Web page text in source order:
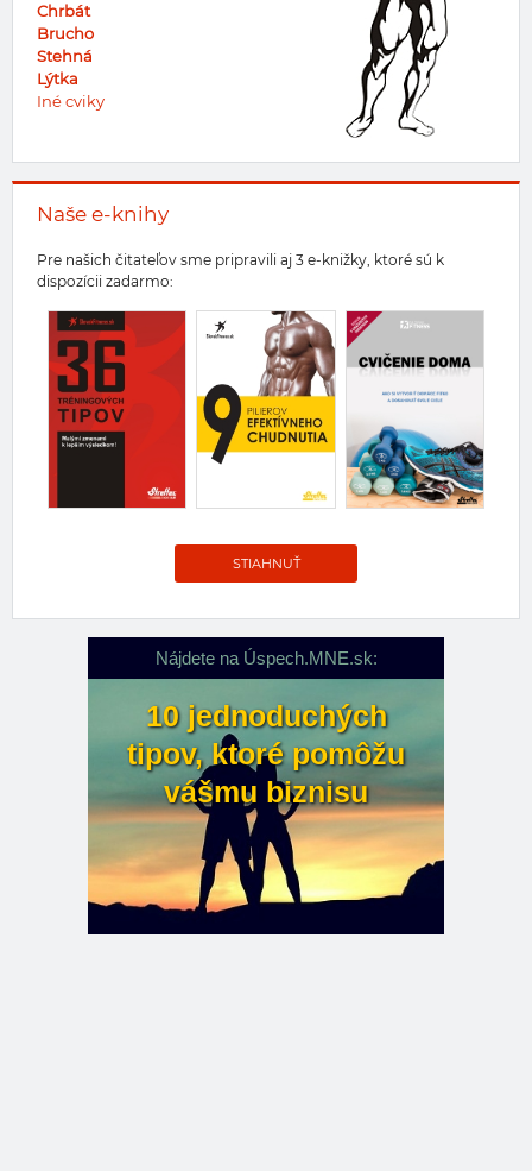
Chrbát
Brucho
Stehná
Lýtka
Iné cviky
Naše e-knihy
Pre našich čitateľov sme pripravili aj 3 e-knižky, ktoré sú k
dispozícii zadarmo:
STIAHNUŤ